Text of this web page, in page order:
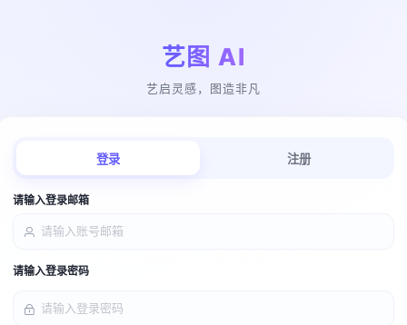
艺图 AI
艺启灵感，图造非凡
登录 注册
请输入登录邮箱
请输入登录密码